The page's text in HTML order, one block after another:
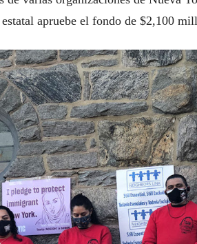
apruebe el fondo de $2,100